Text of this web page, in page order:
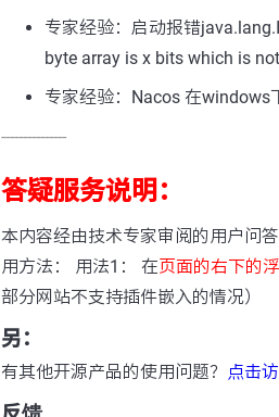
专家经验：启动报错
byte array is x bits which is
专家经验：Nacos 在windows
---------------
答疑服务说明：
本内容经由技术专家审阅的用户问
用方法： 用法1： 在页面的右下的
部分网站不支持插件嵌入的情况）
另：
有其他开源产品的使用问题？ 点击